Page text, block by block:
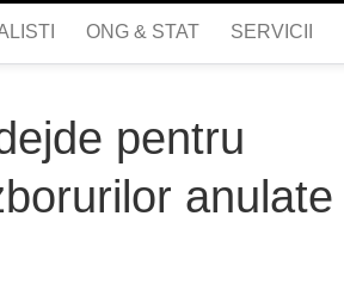
ONG & STAT SERVICII
pentru
anulate